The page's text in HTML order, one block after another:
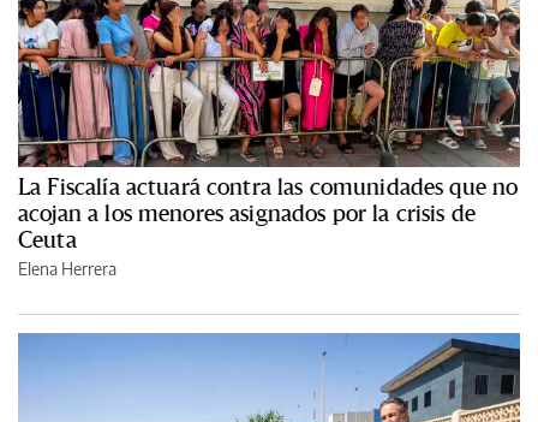
La Fiscalía actuará contra las comunidades que no
acojan a los menores asignados por la crisis de
Ceuta
Elena Herrera